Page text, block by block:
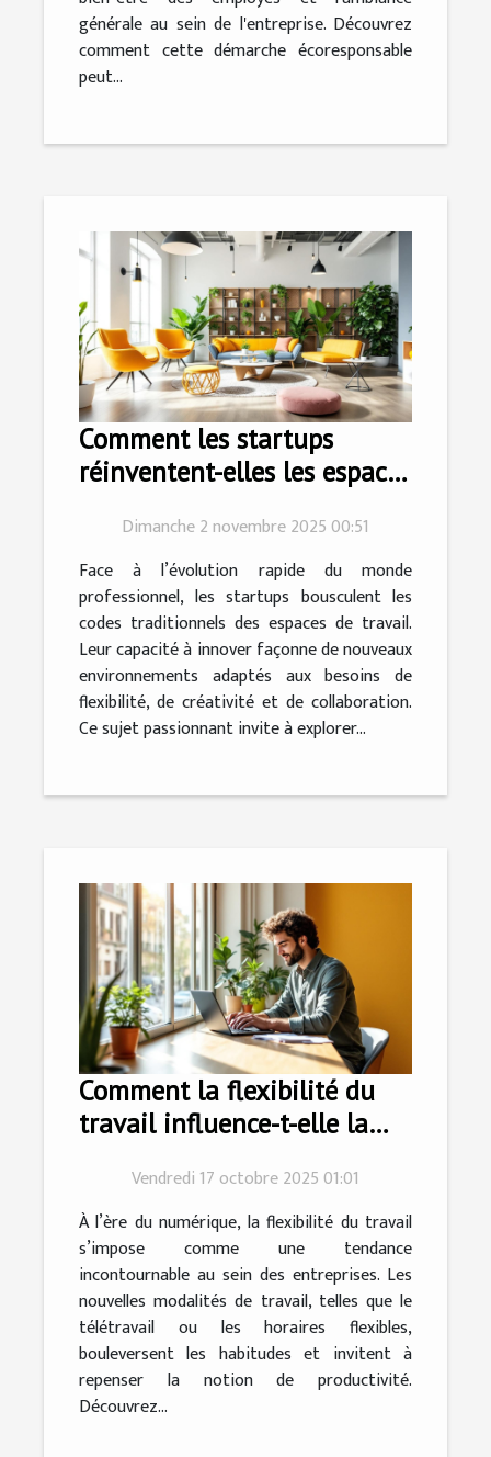
générale au sein de l'entreprise. Découvrez
comment cette démarche écoresponsable
peut...
Comment les startups
réinventent-elles les espaces
Dimanche 2 novembre 2025 00:51
Face à l’évolution rapide du monde
professionnel, les startups bousculent les
codes traditionnels des espaces de travail.
Leur capacité à innover façonne de nouveaux
environnements adaptés aux besoins de
flexibilité, de créativité et de collaboration.
Ce sujet passionnant invite à explorer...
Comment la flexibilité du
travail influence-t-elle la
Vendredi 17 octobre 2025 01:01
À l’ère du numérique, la flexibilité du travail
s’impose comme une tendance
incontournable au sein des entreprises. Les
nouvelles modalités de travail, telles que le
télétravail ou les horaires flexibles,
bouleversent les habitudes et invitent à
repenser la notion de productivité.
Découvrez...